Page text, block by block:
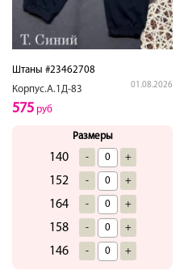
Штаны #23462708
Корпус.А.1Д-83
01.08.2026
575 руб
Размеры
140 - +
152 - +
164 - +
158 - +
146 - +